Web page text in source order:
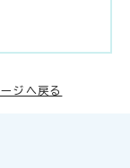
ージへ戻る